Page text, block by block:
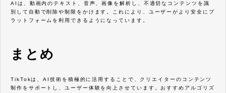
AIは、動画内のテキスト、音声、画像を解析し、不適切なコンテンツを識
別して自動で削除や制限をかけます。これにより、ユーザーがより安全にプ
ラットフォームを利用できるようになっています。
まとめ
TikTokは、AI技術を積極的に活用することで、クリエイターのコンテンツ
制作をサポートし、ユーザー体験を向上させています。おすすめアルゴリズ